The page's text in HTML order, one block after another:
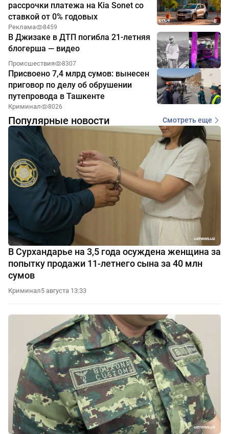
рассрочки платежа на Kia Sonet со
ставкой от 0% годовых
Реклама 8459
В Джизаке в ДТП погибла 21-летняя
блогерша — видео
Происшествия 8307
Присвоено 7,4 млрд сумов: вынесен
приговор по делу об обрушении
путепровода в Ташкенте
Криминал 8026
Популярные новости Смотреть еще
В Сурхандарье на 3,5 года осуждена женщина за
попытку продажи 11-летнего сына за 40 млн
сумов
Криминал5 августа 13:33